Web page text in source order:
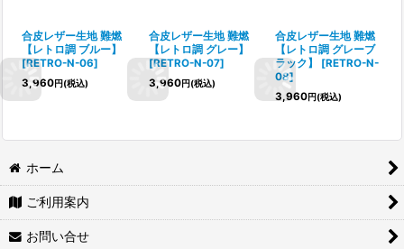
合皮レザー生地 難燃
【レトロ調 ブルー】
[RETRO-N-06]
3,960円(税込)
合皮レザー生地 難燃
【レトロ調 グレー】
[RETRO-N-07]
3,960円(税込)
合皮レザー生地 難燃
【レトロ調 グレーブ
ラック】
[RETRO-N-
08]
3,960円(税込)
ホーム
ご利用案内
お問い合せ